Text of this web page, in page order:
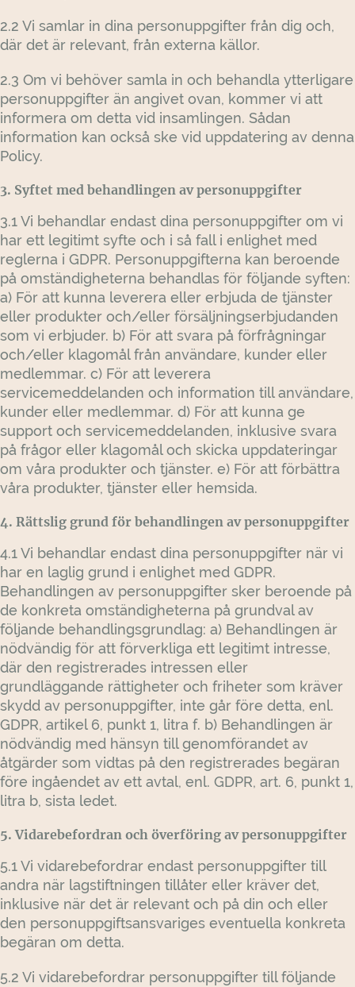
2.2 Vi samlar in dina personuppgifter från dig och,
där det är relevant, från externa källor.
2.3 Om vi behöver samla in och behandla ytterligare
personuppgifter än angivet ovan, kommer vi att
informera om detta vid insamlingen. Sådan
information kan också ske vid uppdatering av denna
Policy.
3. Syftet med behandlingen av personuppgifter
3.1 Vi behandlar endast dina personuppgifter om vi
har ett legitimt syfte och i så fall i enlighet med
reglerna i GDPR. Personuppgifterna kan beroende
på omständigheterna behandlas för följande syften:
a) För att kunna leverera eller erbjuda de tjänster
eller produkter och/eller försäljningserbjudanden
som vi erbjuder. b) För att svara på förfrågningar
och/eller klagomål från användare, kunder eller
medlemmar. c) För att leverera
servicemeddelanden och information till användare,
kunder eller medlemmar. d) För att kunna ge
support och servicemeddelanden, inklusive svara
på frågor eller klagomål och skicka uppdateringar
om våra produkter och tjänster. e) För att förbättra
våra produkter, tjänster eller hemsida.
4. Rättslig grund för behandlingen av personuppgifter
4.1 Vi behandlar endast dina personuppgifter när vi
har en laglig grund i enlighet med GDPR.
Behandlingen av personuppgifter sker beroende på
de konkreta omständigheterna på grundval av
följande behandlingsgrundlag: a) Behandlingen är
nödvändig för att förverkliga ett legitimt intresse,
där den registrerades intressen eller
grundläggande rättigheter och friheter som kräver
skydd av personuppgifter, inte går före detta, enl.
GDPR, artikel 6, punkt 1, litra f. b) Behandlingen är
nödvändig med hänsyn till genomförandet av
åtgärder som vidtas på den registrerades begäran
före ingåendet av ett avtal, enl. GDPR, art. 6, punkt 1,
litra b, sista ledet.
5. Vidarebefordran och överföring av personuppgifter
5.1 Vi vidarebefordrar endast personuppgifter till
andra när lagstiftningen tillåter eller kräver det,
inklusive när det är relevant och på din och eller
den personuppgiftsansvariges eventuella konkreta
begäran om detta.
5.2 Vi vidarebefordrar personuppgifter till följande